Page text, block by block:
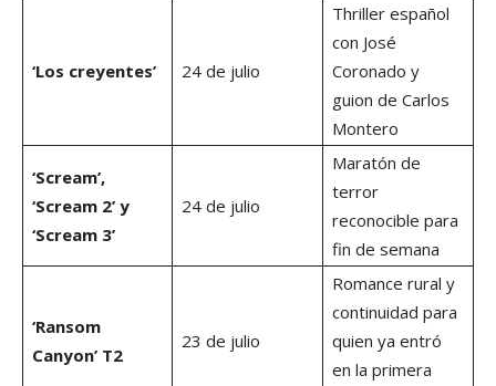
‘Los creyentes’ 24 de julio
Thriller español
con José
Coronado y
guion de Carlos
Montero
‘Scream’,
‘Scream 2’ y
‘Scream 3’
24 de julio
Maratón de
terror
reconocible para
fin de semana
‘Ransom
Canyon’ T2
23 de julio
Romance rural y
continuidad para
quien ya entró
en la primera